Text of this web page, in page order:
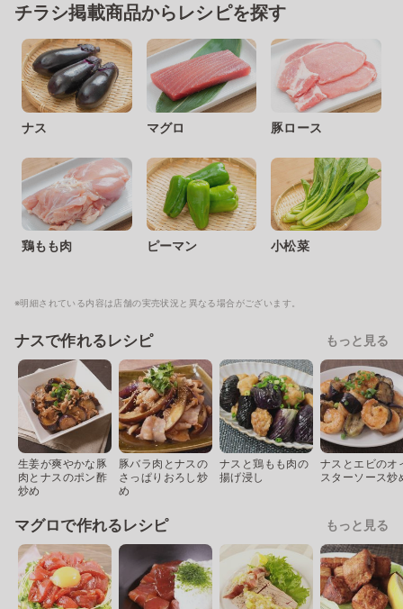
チラシ掲載商品からレシピを探す
ナス マグロ 豚ロース
鶏もも肉 ピーマン 小松菜
※明細されている内容は店舗の実売状況と異なる場合がございます。
ナスで作れるレシピ もっと見る
生姜が爽やかな豚
肉とナスのポン酢
炒め
豚バラ肉とナスの
さっぱりおろし炒
め
ナスと鶏もも肉の
揚げ浸し
ナスとエビのオ
スターソース炒
マグロで作れるレシピ もっと見る